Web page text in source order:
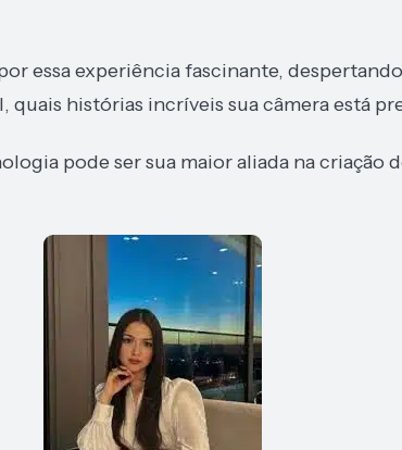
essa experiência fascinante,
histórias incríveis sua câmera está
pode ser sua maior aliada na criação